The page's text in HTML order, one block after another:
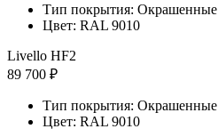
Тип покрытия: Окрашенные
Цвет: RAL 9010
Livello HF2
89 700 ₽
Тип покрытия: Окрашенные
Цвет: RAL 9010